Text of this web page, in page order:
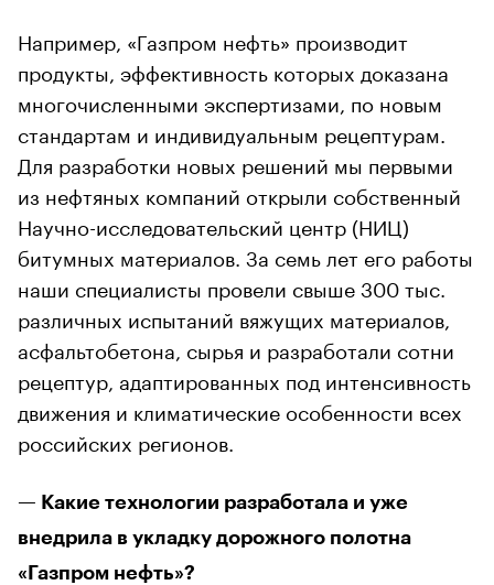
Например, «Газпром нефть» производит
продукты, эффективность которых доказана
многочисленными экспертизами, по новым
стандартам и индивидуальным рецептурам.
Для разработки новых решений мы первыми
из нефтяных компаний открыли собственный
Научно-исследовательский центр (НИЦ)
битумных материалов. За семь лет его работы
наши специалисты провели свыше 300 тыс.
различных испытаний вяжущих материалов,
асфальтобетона, сырья и разработали сотни
рецептур, адаптированных под интенсивность
движения и климатические особенности всех
российских регионов.
— Какие технологии разработала и уже
внедрила в укладку дорожного полотна
«Газпром нефть»?